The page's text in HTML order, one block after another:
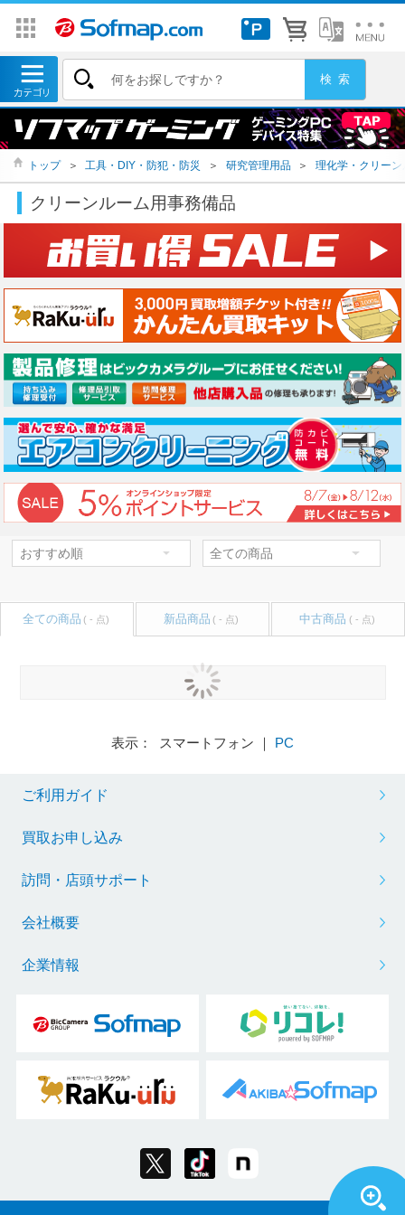
トップ ＞ 工具・DIY・防犯・防災 ＞ 研究管理用品 ＞ 理化学・クリーン
クリーンルーム用事務備品
全ての商品 ( - 点) 新品商品 ( - 点) 中古商品 ( - 点)
表示： スマートフォン ｜ PC
ご利用ガイド
買取お申し込み
訪問・店頭サポート
会社概要
企業情報